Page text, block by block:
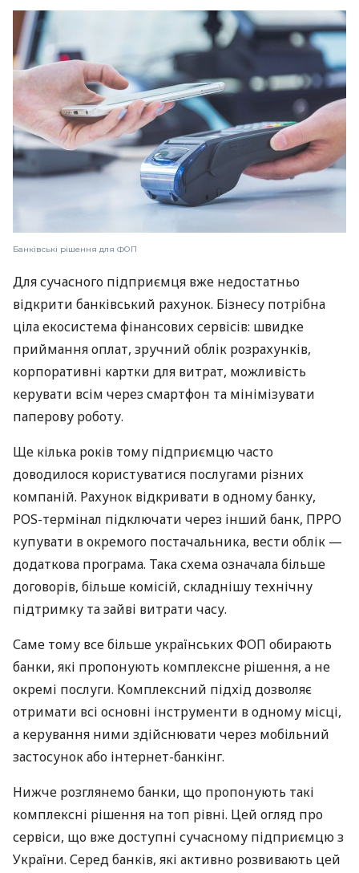
Банківські рішення для ФОП
Для сучасного підприємця вже недостатньо
відкрити банківський рахунок. Бізнесу потрібна
ціла екосистема фінансових сервісів: швидке
приймання оплат, зручний облік розрахунків,
корпоративні картки для витрат, можливість
керувати всім через смартфон та мінімізувати
паперову роботу.
Ще кілька років тому підприємцю часто
доводилося користуватися послугами різних
компаній. Рахунок відкривати в одному банку,
POS-термінал підключати через інший банк, ПРРО
купувати в окремого постачальника, вести облік —
додаткова програма. Така схема означала більше
договорів, більше комісій, складнішу технічну
підтримку та зайві витрати часу.
Саме тому все більше українських ФОП обирають
банки, які пропонують комплексне рішення, а не
окремі послуги. Комплексний підхід дозволяє
отримати всі основні інструменти в одному місці,
а керування ними здійснювати через мобільний
застосунок або інтернет-банкінг.
Нижче розглянемо банки, що пропонують такі
комплексні рішення на топ рівні. Цей огляд про
сервіси, що вже доступні сучасному підприємцю з
України. Серед банків, які активно розвивають цей